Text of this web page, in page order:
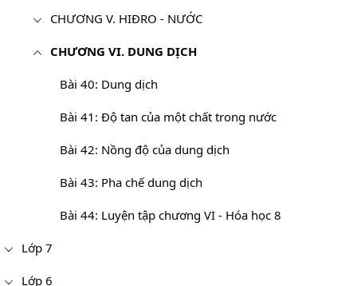
CHƯƠNG V. HIĐRO - NƯỚC
CHƯƠNG VI. DUNG DỊCH
Bài 40: Dung dịch
Bài 41: Độ tan của một chất trong nước
Bài 42: Nồng độ của dung dịch
Bài 43: Pha chế dung dịch
Bài 44: Luyện tập chương VI - Hóa học 8
Lớp 7
Lớp 6